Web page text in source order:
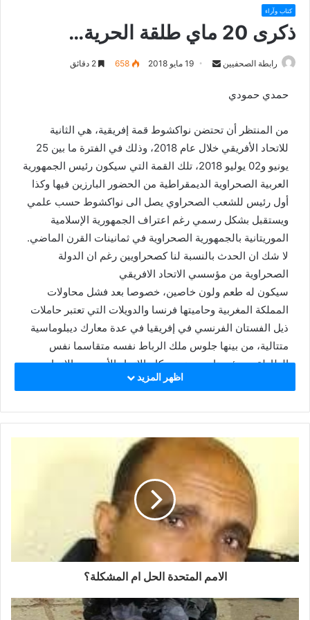
كتاب وآراء
ذكرى 20 ماي طلقة الحرية…
رابطة الصحفيين
a
n
e
m
a
19 مايو 2018 658
حمدي حمودي
من المنتظر أن تحتضن نواكشوط قمة إفريقية، هي الثانية
للاتحاد الأفريقي خلال عام 2018، وذلك في الفترة ما بين 25
يونيو و02 يوليو 2018، تلك القمة التي سيكون رئيس الجمهورية
العربية الصحراوية الديمقراطية من الحضور البارزين فيها وكذا
أول رئيس للشعب الصحراوي يصل الى نواكشوط حسب علمي
ويستقبل بشكل رسمي رغم اعتراف الجمهورية الإسلامية
الموريتانية بالجمهورية الصحراوية في ثمانينات القرن الماضي.
لا شك ان الحدث بالنسبة لنا كصحراويين رغم ان الدولة
الصحراوية من مؤسسي الاتحاد الافريقي
سيكون له طعم ولون خاصين، خصوصا بعد فشل محاولات
المملكة المغربية وحاميتها فرنسا والدويلات التي تعتبر حاملات
ذيل الفستان الفرنسي في إفريقيا في عدة معارك ديبلوماسية
متتالية، من بينها جلوس ملك الرباط نفسه متقاسما نفس
الطاولة مع رئيسنا، وبحضور حكام الاتحاد الأوروبي والاتحاد
واحد، وان كان في دولتين وسياسات التوسع التي ما فتئ
النظام المخزني يلوح بها بين الفينة والأخرى في مغالطة للتاريخ
والحاضر والمستقبل.
لقد تفاعلنا إيجابا دوما مع ما يتحقق لشعبنا في موريتاني في ان
يكون كما كان شعبا عربيا اصيلا وافريقيا
اصيلا ومسلما اصيلا وان يلعب دوره كاملا ولا ينوب عنه غيره،
كقطب للاسلام الوسط وحلقة وصل للثقافة العربية والافريقية
لما له من عوامل تؤهله في الجغرافيا كأرض وكشعب متعدد
العروق وغيره، وهو ما قام ويقوم به الشعب الموريتاني في
احتضان القمة العربية السابقة التي كانت نصرا مؤزرا له وكنا
نراه لأنفسنا كذلك، ورغم الاستهزاء والتنقيص الذي مارسه
اظهر المزيد
الامم المتحدة الحل ام المشكلة؟